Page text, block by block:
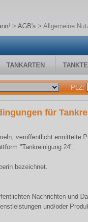
> AGB's > Allgemeine
TANKARTEN
PLZ:
für
veröffentlicht ermittelte
"Tankreinigung 24".
bezeichnet.
Nachrichten und
und/oder